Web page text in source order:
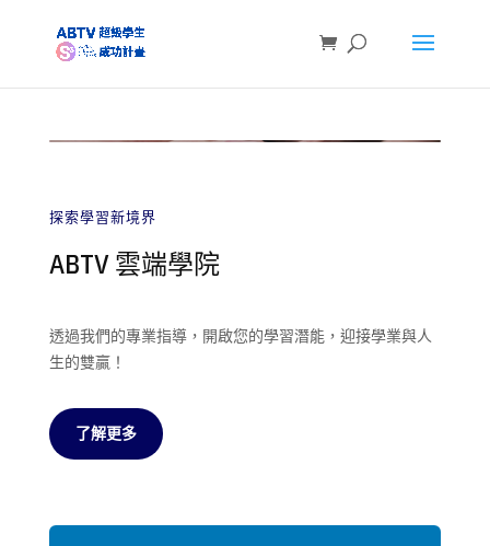
探索學習新境界
ABTV 雲端學院
透過我們的專業指導，開啟您的學習潛能，迎接學業與人
生的雙贏！
了解更多